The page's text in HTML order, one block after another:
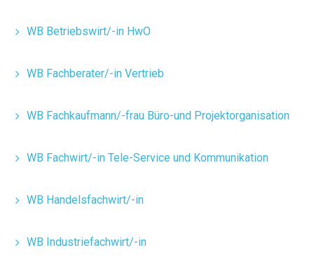
WB Betriebswirt/-in HwO
WB Fachberater/-in Vertrieb
WB Fachkaufmann/-frau Büro-und Projektorganisation
WB Fachwirt/-in Tele-Service und Kommunikation
WB Handelsfachwirt/-in
WB Industriefachwirt/-in